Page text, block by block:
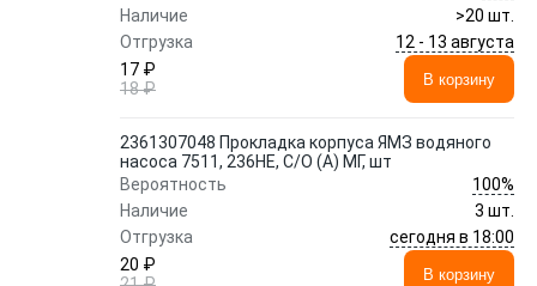
Наличие
>20 шт.
Отгрузка
12 - 13 августа
17 ₽
18 ₽
В корзину
2361307048 Прокладка корпуса ЯМЗ водяного
насоса 7511, 236НЕ, С/О (А) МГ, шт
Вероятность
100%
Наличие
3 шт.
Отгрузка
сегодня в 18:00
20 ₽
В корзину